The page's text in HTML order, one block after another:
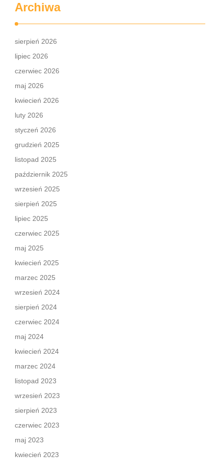
Archiwa
sierpień 2026
lipiec 2026
czerwiec 2026
maj 2026
kwiecień 2026
luty 2026
styczeń 2026
grudzień 2025
listopad 2025
październik 2025
wrzesień 2025
sierpień 2025
lipiec 2025
czerwiec 2025
maj 2025
kwiecień 2025
marzec 2025
wrzesień 2024
sierpień 2024
czerwiec 2024
maj 2024
kwiecień 2024
marzec 2024
listopad 2023
wrzesień 2023
sierpień 2023
czerwiec 2023
maj 2023
kwiecień 2023